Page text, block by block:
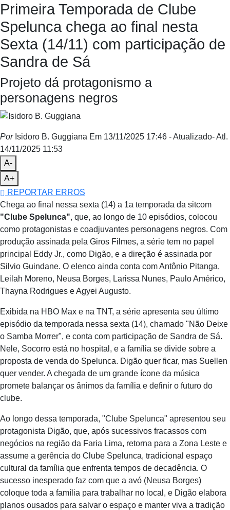
Primeira Temporada de Clube
Spelunca chega ao final nesta
Sexta (14/11) com participação de
Sandra de Sá
Projeto dá protagonismo a
personagens negros
PorIsidoro B. Guggiana Em 13/11/2025 17:46 - Atualizado- Atl.
14/11/2025 11:53
A-
A+
REPORTAR ERROS
Chega ao final nessa sexta (14) a 1a temporada da sitcom
"Clube Spelunca", que, ao longo de 10 episódios, colocou
como protagonistas e coadjuvantes personagens negros. Com
produção assinada pela Giros Filmes, a série tem no papel
principal Eddy Jr., como Digão, e a direção é assinada por
Silvio Guindane. O elenco ainda conta com Antônio Pitanga,
Leilah Moreno, Neusa Borges, Larissa Nunes, Paulo Américo,
Thayna Rodrigues e Agyei Augusto.
Exibida na HBO Max e na TNT, a série apresenta seu último
episódio da temporada nessa sexta (14), chamado "Não Deixe
o Samba Morrer", e conta com participação de Sandra de Sá.
Nele, Socorro está no hospital, e a família se divide sobre a
proposta de venda do Spelunca. Digão quer ficar, mas Suellen
quer vender. A chegada de um grande ícone da música
promete balançar os ânimos da família e definir o futuro do
clube.
Ao longo dessa temporada, "Clube Spelunca" apresentou seu
protagonista Digão, que, após sucessivos fracassos com
negócios na região da Faria Lima, retorna para a Zona Leste e
assume a gerência do Clube Spelunca, tradicional espaço
cultural da família que enfrenta tempos de decadência. O
sucesso inesperado faz com que a avó (Neusa Borges)
coloque toda a família para trabalhar no local, e Digão elabora
planos ousados para salvar o espaço e manter viva a tradição